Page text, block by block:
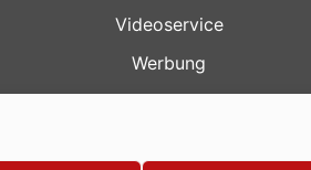
Videoservice
Werbung